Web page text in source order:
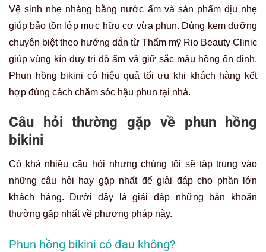
Vệ sinh nhẹ nhàng bằng nước ấm và sản phẩm dịu nhẹ
giúp bảo tồn lớp mực hữu cơ vừa phun. Dùng kem dưỡng
chuyên biệt theo hướng dẫn từ Thẩm mỹ Rio Beauty Clinic
giúp vùng kín duy trì độ ẩm và giữ sắc màu hồng ổn định.
Phun hồng bikini có hiệu quả tối ưu khi khách hàng kết
hợp đúng cách chăm sóc hậu phun tại nhà.
Câu hỏi thường gặp về phun hồng
bikini
Có khá nhiều câu hỏi nhưng chúng tôi sẽ tập trung vào
những câu hỏi hay gặp nhất để giải đáp cho phần lớn
khách hàng. Dưới đây là giải đáp những băn khoăn
thường gặp nhất về phương pháp này.
Phun hồng bikini có đau không?